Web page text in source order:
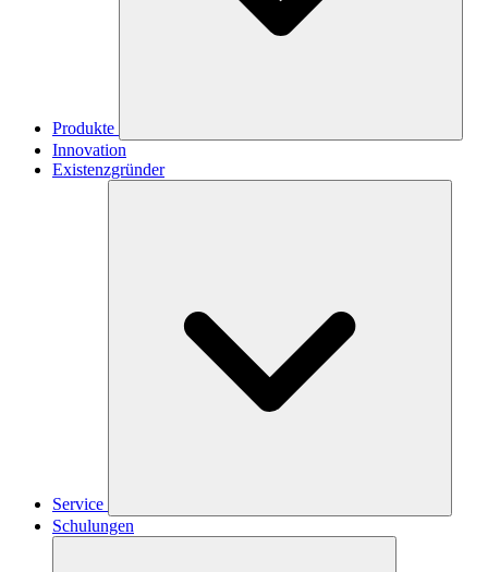
Produkte
Innovation
Existenzgründer
Service
Schulungen